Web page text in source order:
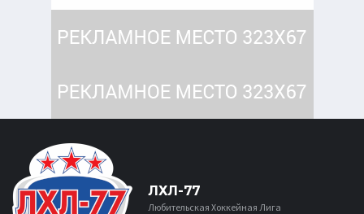
ЛХЛ-77
Любительская Хоккейная Лига